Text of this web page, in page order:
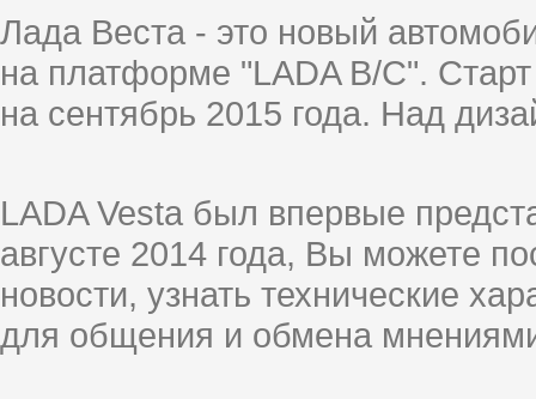
Лада Веста - это новый
на платформе "LADA B/C".
на сентябрь 2015 года. Над
LADA Vesta был впервые
августе 2014 года, Вы можете
новости, узнать технические
для общения и обмена